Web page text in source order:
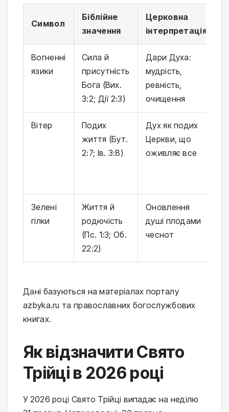
Символ
Біблійне
значення
Церковна
інтерпретація
Вогненні
язики
Сила й
присутність
Бога (Вих.
3:2; Дії 2:3)
Дари Духа:
мудрість,
ревність,
очищення
Вітер
Подих
життя (Бут.
2:7; Ів. 3:8)
Дух як подих
Церкви, що
оживляє все
Зелені
гілки
Життя й
родючість
(Пс. 1:3; Об.
22:2)
Оновлення
душі плодами
чеснот
Дані базуються на матеріалах порталу
azbyka.ru та православних богослужбових
книгах.
Як відзначити Свято
Трійці в 2026 році
У 2026 році Свято Трійці випадає на неділю